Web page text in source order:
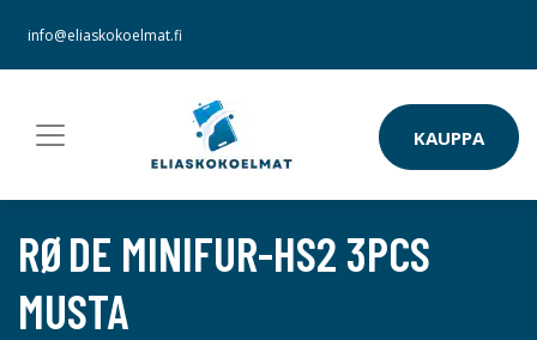
info@eliaskokoelmat.fi
KAUPPA
RØDE MINIFUR-HS2 3PCS
MUSTA